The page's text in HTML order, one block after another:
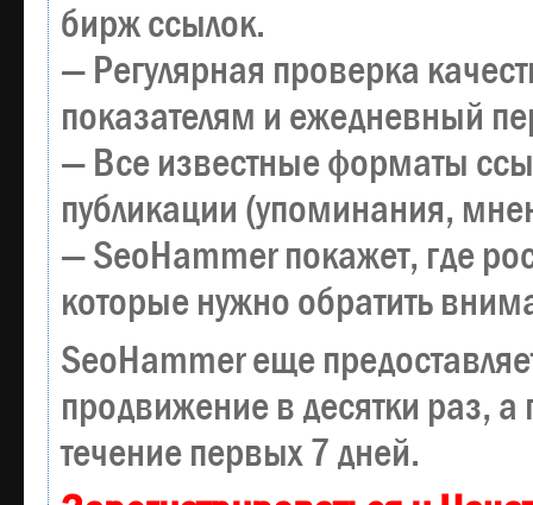
бирж ссылок.
— Регулярная проверка
показателям и ежедневный
— Все известные форматы
публикации (упоминания,
— SeoHammer покажет, где
которые нужно обратить
SeoHammer еще
продвижение в десятки раз, а
течение первых 7 дней.